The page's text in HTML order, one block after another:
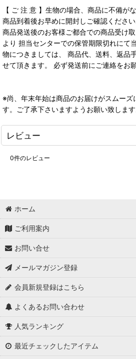
【 ご 注 意 】生物の場合、商品に不備が
商品到着後お早めに開封しご確認ください
商品発送後のお客様ご都合での商品受け
より 担当センターでの保管期限切れにて
物につきましては、 商品代、送料、返品
せて頂きます。 必ず発送前にご連絡をお
※尚、年末年始は商品のお届けがスムーズ
す。ご了承下さいますようお願い致します
レビュー
0件のレビュー
ホーム
ご利用案内
お問い合せ
メールマガジン登録
会員新規登録はこちら
よくあるお問い合わせ
人気ランキング
最近チェックしたアイテム